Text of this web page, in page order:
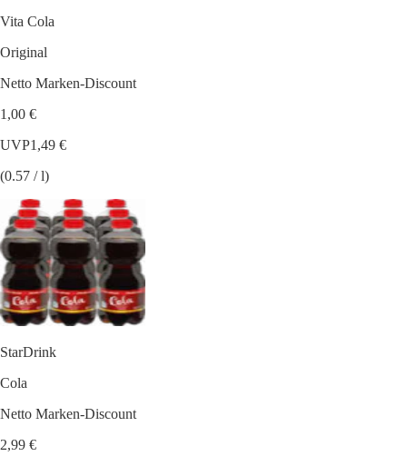
Vita Cola
Original
Netto Marken-Discount
1,00 €
UVP1,49 €
(0.57 / l)
StarDrink
Cola
Netto Marken-Discount
2,99 €